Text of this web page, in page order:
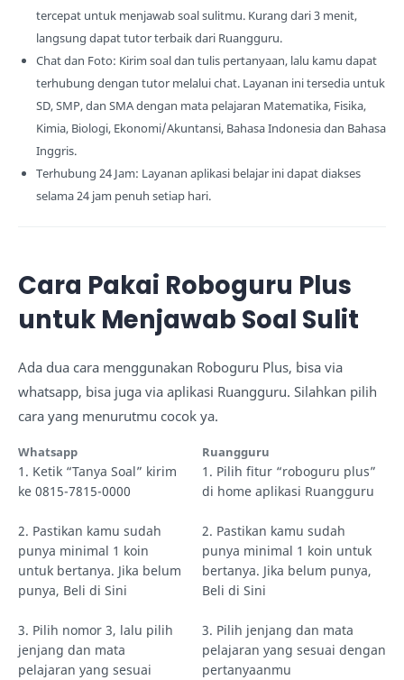
tercepat untuk menjawab soal sulitmu. Kurang dari 3 menit,
langsung dapat tutor terbaik dari Ruangguru.
Chat dan Foto: Kirim soal dan tulis pertanyaan, lalu kamu dapat
terhubung dengan tutor melalui chat. Layanan ini tersedia untuk
SD, SMP, dan SMA dengan mata pelajaran Matematika, Fisika,
Kimia, Biologi, Ekonomi/Akuntansi, Bahasa Indonesia dan Bahasa
Inggris.
Terhubung 24 Jam: Layanan aplikasi belajar ini dapat diakses
selama 24 jam penuh setiap hari.
Cara Pakai Roboguru Plus
untuk Menjawab Soal Sulit
Ada dua cara menggunakan Roboguru Plus, bisa via
whatsapp, bisa juga via aplikasi Ruangguru. Silahkan pilih
cara yang menurutmu cocok ya.
Whatsapp
1. Ketik “Tanya Soal” kirim
ke 0815-7815-0000
2. Pastikan kamu sudah
punya minimal 1 koin
untuk bertanya. Jika belum
punya, Beli di Sini
3. Pilih nomor 3, lalu pilih
jenjang dan mata
pelajaran yang sesuai
Ruangguru
1. Pilih fitur “roboguru plus”
di home aplikasi Ruangguru
2. Pastikan kamu sudah
punya minimal 1 koin untuk
bertanya. Jika belum punya,
Beli di Sini
3. Pilih jenjang dan mata
pelajaran yang sesuai dengan
pertanyaanmu